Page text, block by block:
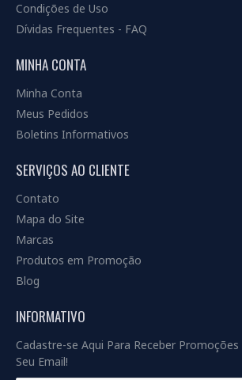
Condições de Uso
Dívidas Frequentes - FAQ
MINHA CONTA
Minha Conta
Meus Pedidos
Boletins Informativos
SERVIÇOS AO CLIENTE
Contato
Mapa do Site
Marcas
Produtos em Promoção
Blog
INFORMATIVO
Cadastre-se Aqui Para Receber
Seu Email!